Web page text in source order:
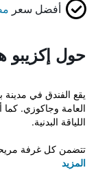
أفضل سعر
حول إكزيبو
يقع الفندق في مدينة
العامة وجاكوزي.
اللياقة البدنية.
تتضمن كل غرفة
المزيد